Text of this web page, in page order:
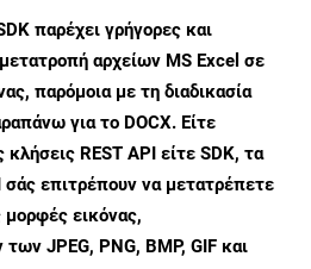
παρέχει γρήγορες και
αρχείων MS Excel σε
παρόμοια με τη διαδικασία
για το DOCX. Είτε
κλήσεις REST API είτε SDK, τα
επιτρέπουν να μετατρέπετε
εικόνας,
JPEG, PNG, BMP, GIF και